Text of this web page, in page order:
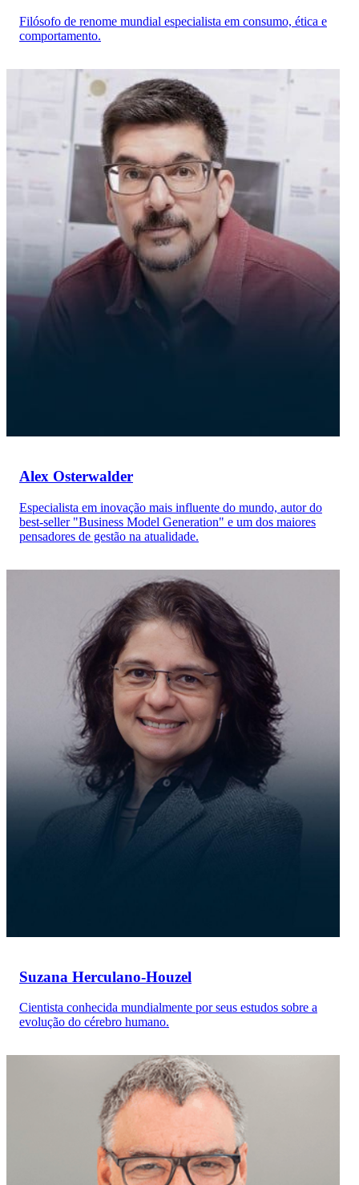
Filósofo de renome mundial especialista em consumo, ética e
comportamento.
Alex Osterwalder
Especialista em inovação mais influente do mundo, autor do
best-seller "Business Model Generation" e um dos maiores
pensadores de gestão na atualidade.
Suzana Herculano-Houzel
Cientista conhecida mundialmente por seus estudos sobre a
evolução do cérebro humano.